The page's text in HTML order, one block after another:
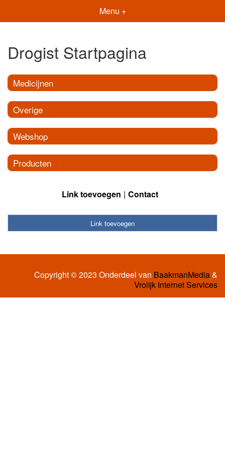
Menu +
Drogist Startpagina
Medicijnen
Overige
Webshop
Producten
Link toevoegen Contact
Link toevoegen
Copyright © 2023 Onderdeel van BaakmanMedia&
Vrolijk Internet Services